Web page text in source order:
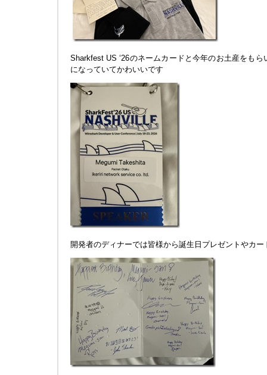
Sharkfest US ‘26のネームカードと今年のお土産をも
になっていてかわいいです
開発者のディナーでは皆様から誕生日プレゼントやカ